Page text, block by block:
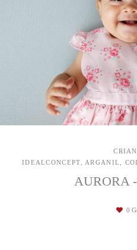
IDEALCONCEPT, ARGANIL,
AURORA
0